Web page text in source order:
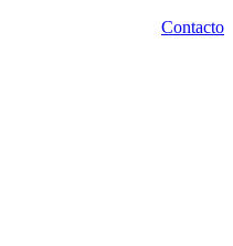
Contacto